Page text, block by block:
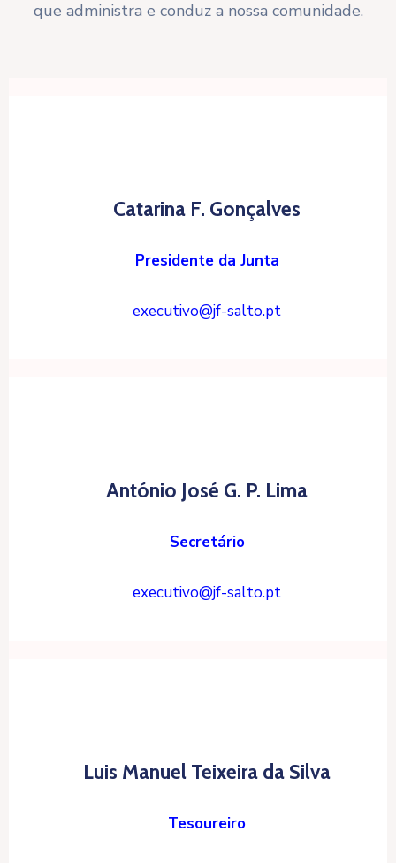
que administra e conduz a nossa comunidade.
Catarina F. Gonçalves
Presidente da Junta
executivo@jf-salto.pt
António José G. P. Lima
Secretário
executivo@jf-salto.pt
Luis Manuel Teixeira da Silva
Tesoureiro